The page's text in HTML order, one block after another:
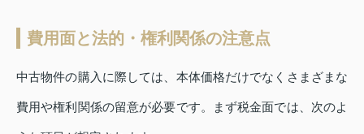
費用面と法的・権利関係の注意点
中古物件の購入に際しては、本体価格だけでなくさまざまな
費用や権利関係の留意が必要です。まず税金面では、次のよ